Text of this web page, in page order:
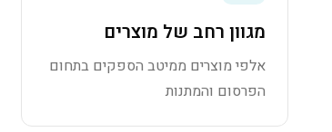
מגוון רחב של מוצרים
אלפי מוצרים ממיטב הספקים בתחום
הפרסום והמתנות